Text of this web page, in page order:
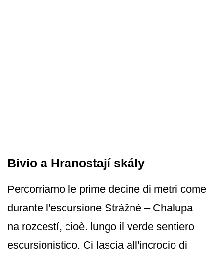
Bivio a Hranostají skály
Percorriamo le prime decine di metri come
durante l'escursione Strážné – Chalupa
na rozcestí, cioè. lungo il verde sentiero
escursionistico. Ci lascia all'incrocio di